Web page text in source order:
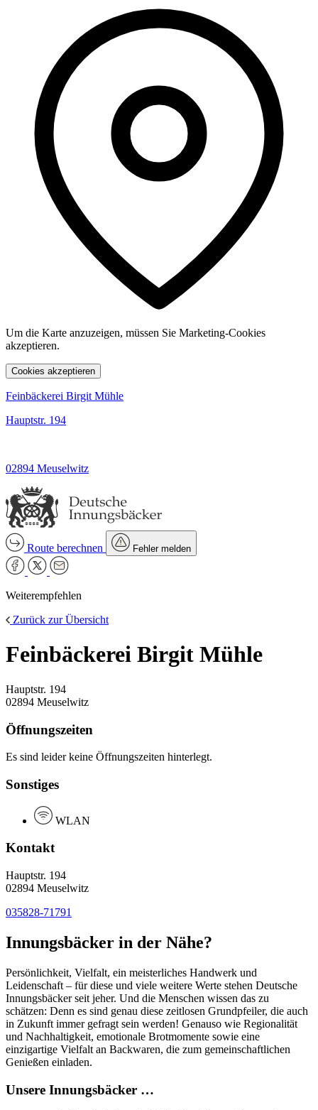
Um die Karte anzuzeigen, müssen Sie Marketing-Cookies
akzeptieren.
Cookies akzeptieren
Feinbäckerei Birgit Mühle
Hauptstr. 194
02894 Meuselwitz
Route berechnen Fehler melden
Weiterempfehlen
Zurück zur Übersicht
Feinbäckerei Birgit Mühle
Hauptstr. 194
02894 Meuselwitz
Öffnungszeiten
Es sind leider keine Öffnungszeiten hinterlegt.
Sonstiges
WLAN
Kontakt
Hauptstr. 194
02894 Meuselwitz
035828-71791
Innungsbäcker in der Nähe?
Persönlichkeit, Vielfalt, ein meisterliches Handwerk und
Leidenschaft – für diese und viele weitere Werte stehen Deutsche
Innungsbäcker seit jeher. Und die Menschen wissen das zu
schätzen: Denn es sind genau diese zeitlosen Grundpfeiler, die auch
in Zukunft immer gefragt sein werden! Genauso wie Regionalität
und Nachhaltigkeit, emotionale Brotmomente sowie eine
einzigartige Vielfalt an Backwaren, die zum gemeinschaftlichen
Genießen einladen.
Unsere Innungsbäcker …